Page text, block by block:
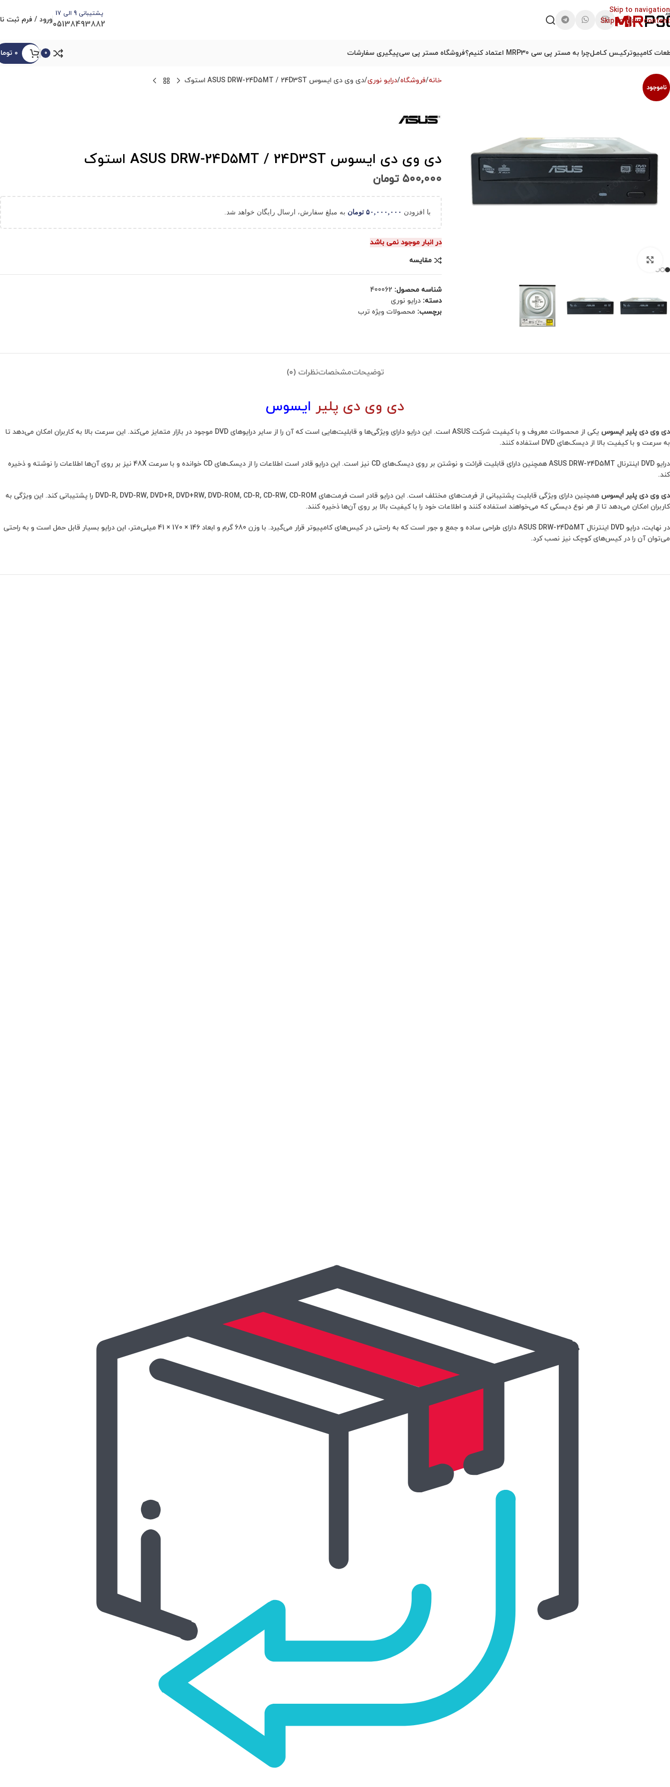
Skip to navigation
Skip to main content
پشتیبانی 9 الی 17
05138493882ورود / فرم ثبت
کامپیوترکیـس کـامـلچرا به مستر پی سی MRP30 اعتماد کنیم؟ فروشگاه مستر پی سیپیگیری سفارشات 0 ۰
ناموجود
خانه فروشگاه درایو نوری دی وی دی ایسوس ASUS DRW-24D5MT / 24D3ST استوک
دی وی دی ایسوس ASUS DRW-24D5MT / 24D3ST استوک
۵۰۰,۰۰۰ تومان
با افزودن ۵۰,۰۰۰,۰۰۰ تومان به مبلغ سفارش، ارسال رایگان خواهد شد.
در انبار موجود نمی باشد
مقایسه
شناسه محصول: 400062
دسته: درایو نوری
برچسب: محصولات ویژه ترب
توضیحاتمشخصاتنظرات (0)
دی وی دی پلیر ایسوس
دی وی دی پلیر ایسوس
یکی از محصولات معروف و با کیفیت شرکت ASUS است. این درایو دارای ویژگی‌ها و قابلیت‌هایی است که آن را از سایر درایوهای DVD موجود در بازار متمایز می‌کند. این سرعت بالا به کاربران امکان می‌دهد تا
به سرعت و با کیفیت بالا از دیسک‌های DVD استفاده کنند.
درایو DVD اینترنال ASUS DRW-24D5MT همچنین دارای قابلیت قرائت و نوشتن بر روی دیسک‌های CD نیز است. این درایو قادر است اطلاعات را از دیسک‌های CD خوانده و با سرعت 48X نیز بر روی آن‌ها اطلاعات را نوشته و ذخیره
کند.
دی وی دی پلیر ایسوس
همچنین دارای ویژگی قابلیت پشتیبانی از فرمت‌های مختلف است. این درایو قادر است فرمت‌های DVD-R, DVD-RW, DVD+R, DVD+RW, DVD-ROM, CD-R, CD-RW, CD-ROM را پشتیبانی کند. این ویژگی به
کاربران امکان می‌دهد تا از هر نوع دیسکی که می‌خواهند استفاده کنند و اطلاعات خود را با کیفیت بالا بر روی آن‌ها ذخیره کنند.
در نهایت، درایو DVD اینترنال ASUS DRW-24D5MT دارای طراحی ساده و جمع و جور است که به راحتی در کیس‌های کامپیوتر قرار می‌گیرد. با وزن 680 گرم و ابعاد 146 × 170 × 41 میلی‌متر، این درایو بسیار قابل حمل است و به راحتی
می‌توان آن را در کیس‌های کوچک نیز نصب کرد.